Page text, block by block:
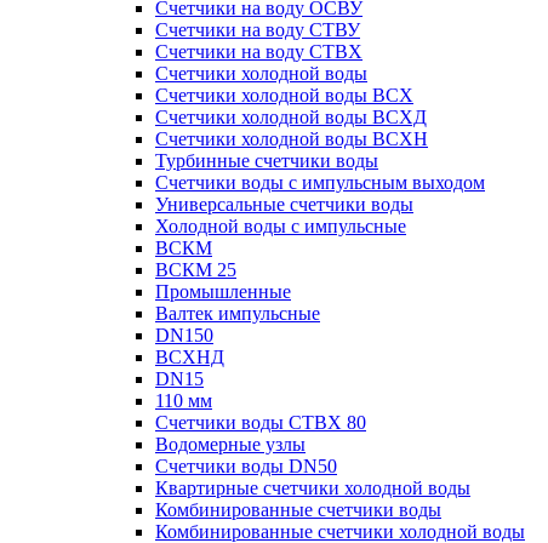
Счетчики на воду ОСВУ
Счетчики на воду СТВУ
Счетчики на воду СТВХ
Счетчики холодной воды
Счетчики холодной воды ВСХ
Счетчики холодной воды ВСХД
Счетчики холодной воды ВСХН
Турбинные счетчики воды
Счетчики воды с импульсным выходом
Универсальные счетчики воды
Холодной воды с импульсные
ВСКМ
ВСКМ 25
Промышленные
Валтек импульсные
DN150
ВСХНД
DN15
110 мм
Счетчики воды СТВХ 80
Водомерные узлы
Счетчики воды DN50
Квартирные счетчики холодной воды
Комбинированные счетчики воды
Комбинированные счетчики холодной воды